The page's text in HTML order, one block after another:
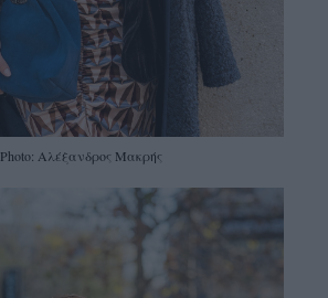
Photo: Αλέξανδρος Μακρής